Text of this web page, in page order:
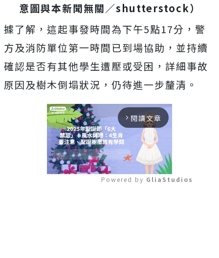
意圖與本新聞無關／shutterstock）
據了解，這起事發時間為下午5點17分，警
方及消防單位第一時間已到場協助，並持續
確認是否有其他學生遭壓或受困，詳細事故
原因及樹木倒塌狀況，仍待進一步釐清。
arrow_forward_ios 閱讀文章
Powered by GliaStudios